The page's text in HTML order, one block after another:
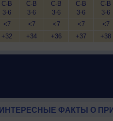
С-В
3-6
<7
+32
С-В
3-6
<7
+34
С-В
3-6
<7
+36
С-В
3-6
<7
+37
С-В
3-6
<7
+38
ИНТЕРЕСНЫЕ ФАКТЫ О